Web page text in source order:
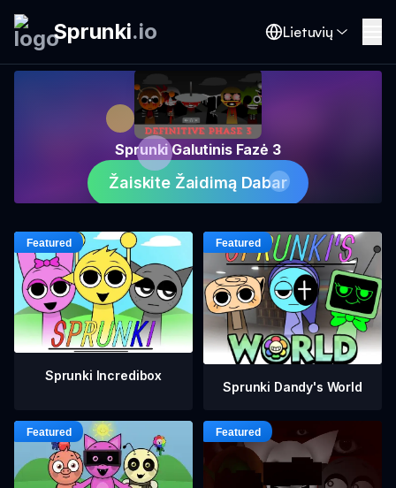
Sprunki.io Lietuvių
Sprunki Galutinis Fazė 3
Žaiskite Žaidimą Dabar
Sprunki Incredibox
Sprunki Dandy's World